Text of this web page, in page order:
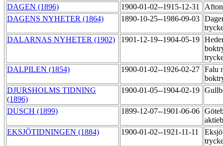
DAGEN (1896)
1900-01-02--1915-12-31
DAGENS NYHETER (1864)
1890-10-25--1986-09-03
DALARNAS NYHETER (1902)
1901-12-19--1904-05-19
DALPILEN (1854)
1900-01-02--1926-02-27 Falu
DJURSHOLMS TIDNING
(1896)
1900-01-05--1904-02-19
DUSCH (1899) 1899-12-07--1901-06-06
EKSJÖTIDNINGEN (1884)
1900-01-02--1921-11-11